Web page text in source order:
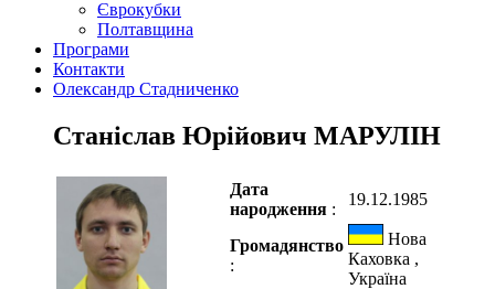
Єврокубки
Полтавщина
Програми
Контакти
Олександр Стадниченко
Станіслав Юрійович МАРУЛІН
Дата
народження :
19.12.1985
Громадянство
:
Нова
Каховка ,
Україна